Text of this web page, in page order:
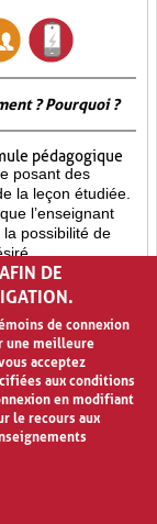
? Pourquoi ?
pédagogique
posant des
la leçon étudiée.
l’enseignant
possibilité de
discussion
des questions
couverte et les
DE
de connexion
une meilleure
acceptez
aux conditions
en modifiant
le recours aux